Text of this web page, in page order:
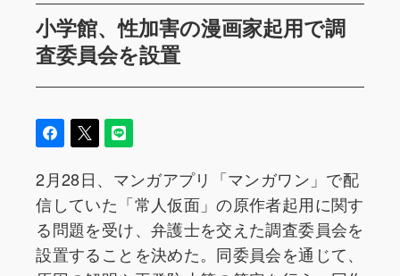
小学館、性加害の漫画家起用で調
査委員会を設置
2月28日、マンガアプリ「マンガワン」で配
信していた「常人仮面」の原作者起用に関す
る問題を受け、弁護士を交えた調査委員会を
設置することを決めた。同委員会を通じて、